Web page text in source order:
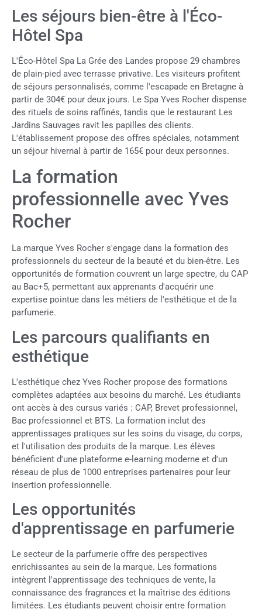
Les séjours bien-être à l'Éco-
Hôtel Spa
L'Éco-Hôtel Spa La Grée des Landes propose 29 chambres
de plain-pied avec terrasse privative. Les visiteurs profitent
de séjours personnalisés, comme l'escapade en Bretagne à
partir de 304€ pour deux jours. Le Spa Yves Rocher dispense
des rituels de soins raffinés, tandis que le restaurant Les
Jardins Sauvages ravit les papilles des clients.
L'établissement propose des offres spéciales, notamment
un séjour hivernal à partir de 165€ pour deux personnes.
La formation
professionnelle avec Yves
Rocher
La marque Yves Rocher s'engage dans la formation des
professionnels du secteur de la beauté et du bien-être. Les
opportunités de formation couvrent un large spectre, du CAP
au Bac+5, permettant aux apprenants d'acquérir une
expertise pointue dans les métiers de l'esthétique et de la
parfumerie.
Les parcours qualifiants en
esthétique
L'esthétique chez Yves Rocher propose des formations
complètes adaptées aux besoins du marché. Les étudiants
ont accès à des cursus variés : CAP, Brevet professionnel,
Bac professionnel et BTS. La formation inclut des
apprentissages pratiques sur les soins du visage, du corps,
et l'utilisation des produits de la marque. Les élèves
bénéficient d'une plateforme e-learning moderne et d'un
réseau de plus de 1000 entreprises partenaires pour leur
insertion professionnelle.
Les opportunités
d'apprentissage en parfumerie
Le secteur de la parfumerie offre des perspectives
enrichissantes au sein de la marque. Les formations
intègrent l'apprentissage des techniques de vente, la
connaissance des fragrances et la maîtrise des éditions
limitées. Les étudiants peuvent choisir entre formation